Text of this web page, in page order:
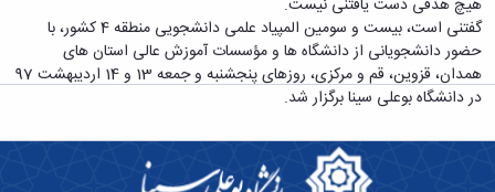
فناوری
معاونت
فرهنگی
و
اجتماعی
اجتماعی
دانشکده
های
اقماری
گفتنی است، بیست و سومین المپیاد علمی دانشجویی منطقه 4 کشور، با
حضور دانشجویانی از دانشگاه ها و مؤسسات آموزش عالی استان های
همدان، قزوین، قم و مرکزی، روزهای پنجشنبه و جمعه 13 و 14 اردیبهشت 97
در دانشگاه بوعلی سینا برگزار شد.